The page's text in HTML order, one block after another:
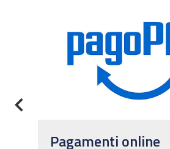
Pagamenti online